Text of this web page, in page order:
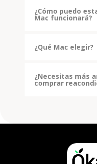
¿Cómo puedo
Mac funcionará?
¿Qué Mac elegir?
¿Necesitas más
comprar